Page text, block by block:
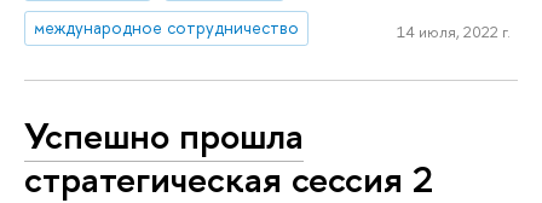
международное сотрудничество
14 июля, 2022 г.
Успешно прошла
стратегическая сессия 2